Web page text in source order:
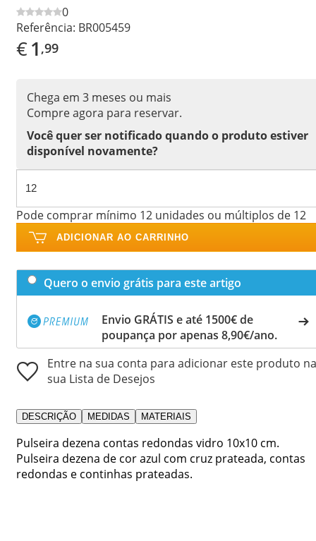
0
Referência: BR005459
€1 ,99
Chega em 3 meses ou mais
Compre agora para reservar.
Você quer ser notificado quando o produto estiver
disponível novamente?
Pode comprar mínimo 12 unidades ou múltiplos de 12
ADICIONAR AO CARRINHO
Quero o envio grátis para este artigo
Envio GRÁTIS e até 1500€ de
poupança por apenas 8,90€/ano.
Entre na sua conta para adicionar este produto na
sua Lista de Desejos
DESCRIÇÃO MEDIDAS MATERIAIS
Pulseira dezena contas redondas vidro 10x10 cm.
Pulseira dezena de cor azul com cruz prateada, contas
redondas e continhas prateadas.